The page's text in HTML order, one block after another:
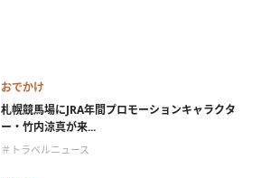
おでかけ
札幌競馬場にJRA年間プロモーションキャラクタ
ー・竹内涼真が来...
＃トラベルニュース